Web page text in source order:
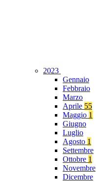
2023
Gennaio
Febbraio
Marzo
Aprile 55
Maggio 1
Giugno
Luglio
Agosto 1
Settembre
Ottobre 1
Novembre
Dicembre